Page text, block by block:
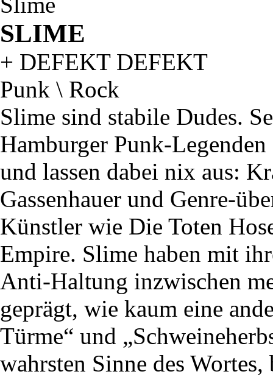
SLIME
+ DEFEKT DEFEKT
Punk \ Rock
Slime sind stabile Dudes.
Hamburger Punk-
und lassen dabei nix aus:
Gassenhauer und Genre-
Künstler wie Die Toten
Empire. Slime haben mit
Anti-Haltung inzwischen
geprägt, wie kaum eine
Türme“ und
wahrsten Sinne des